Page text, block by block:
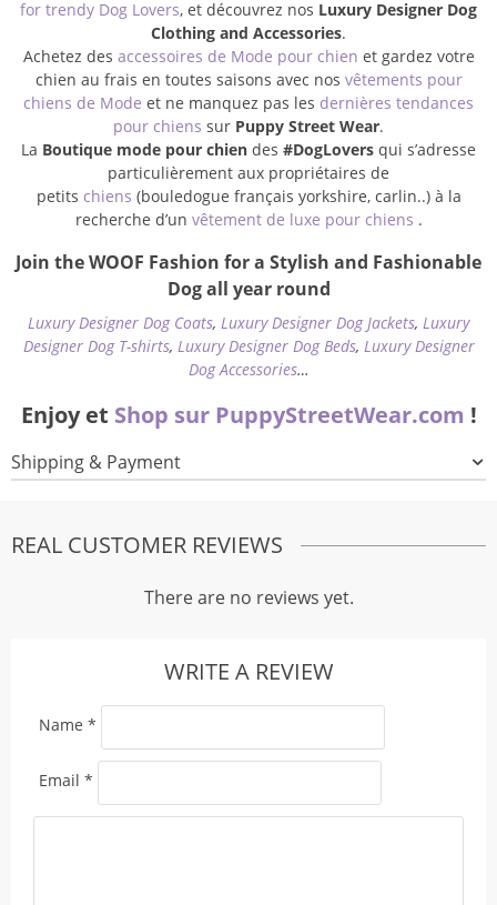
for trendy Dog Lovers, et découvrez nos Luxury Designer Dog
Clothing and Accessories.
Achetez des accessoires de Mode pour chien et gardez votre
chien au frais en toutes saisons avec nos vêtements pour
chiens de Mode et ne manquez pas les dernières tendances
pour chiens sur Puppy Street Wear.
La Boutique mode pour chien des #DogLovers qui s’adresse
particulièrement aux propriétaires de
petits chiens (bouledogue français yorkshire, carlin..) à la
recherche d’un vêtement de luxe pour chiens .
Join the WOOF Fashion for a Stylish and Fashionable
Dog all year round
Luxury Designer Dog Coats, Luxury Designer Dog Jackets, Luxury
Designer Dog T-shirts, Luxury Designer Dog Beds, Luxury Designer
Dog Accessories…
Enjoy et Shop sur PuppyStreetWear.com !
Shipping & Payment
REAL CUSTOMER REVIEWS
There are no reviews yet.
WRITE A REVIEW
Name *
Email *